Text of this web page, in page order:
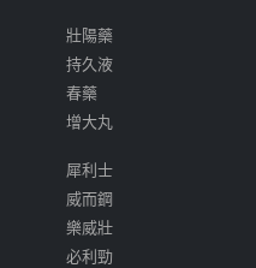
壯陽藥
持久液
春藥
增大丸
犀利士
威而鋼
樂威壯
必利勁